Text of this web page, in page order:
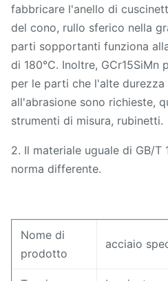
fabbricare l'anello di
del cono, rullo sferico nella
parti sopportanti funziona
di 180°C. Inoltre, GCr15SiMn
per le parti che l'alte durezza
all'abrasione sono richieste,
strumenti di misura, rubinetti.
2. Il materiale uguale di GB/T
norma differente.
Nome di
prodotto
acciaio